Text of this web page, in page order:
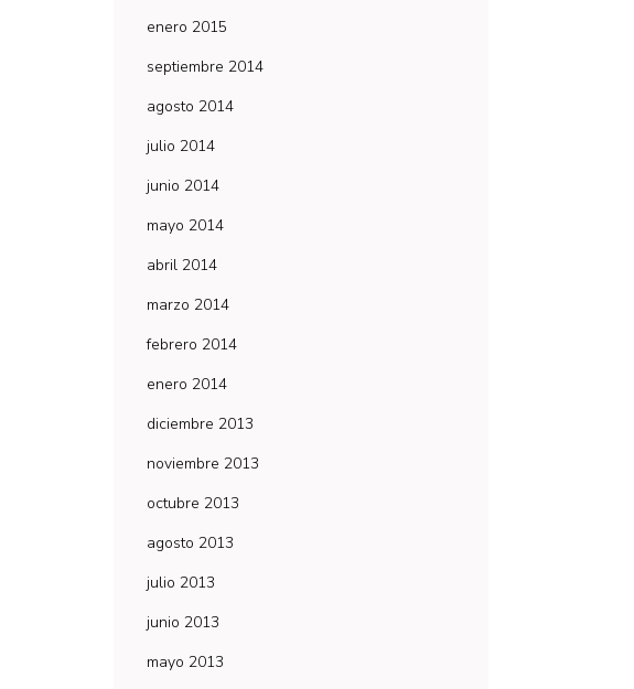
enero 2015
septiembre 2014
agosto 2014
julio 2014
junio 2014
mayo 2014
abril 2014
marzo 2014
febrero 2014
enero 2014
diciembre 2013
noviembre 2013
octubre 2013
agosto 2013
julio 2013
junio 2013
mayo 2013